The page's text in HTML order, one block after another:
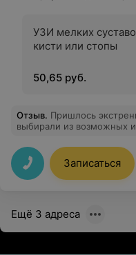
УЗИ мелких
кисти или стопы
50,65 руб.
Отзыв. Пришлось
выбирали из возможных
успокоила жену, а то
забеспокоились. Не знаю
к которому приятно
человек который любит
Записаться
Ещё 3 адреса